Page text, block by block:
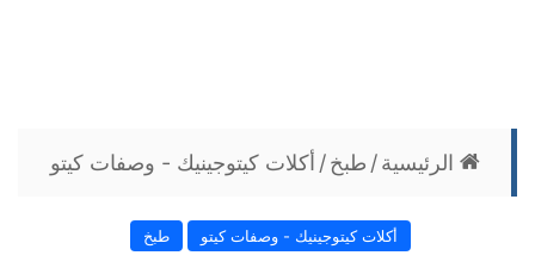
الرئيسية / طبخ / أكلات كيتوجينيك - وصفات كيتو
أكلات كيتوجينيك - وصفات كيتو طبخ